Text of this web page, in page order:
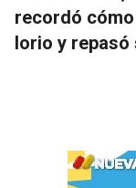
recordó
Iorio y repasó